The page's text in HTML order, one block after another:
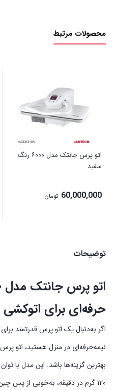
محصولات مرتبط
اتو پرس جانتک مدل ۶۰۰۰ رنگ
سفید
60,000,000 تومان
توضیحات
حرفه‌ای برای
اگر به‌دنبال یک اتو پرس قدرتمند
۱۲۰ گرم در دقیقه، به‌خوبی از پس